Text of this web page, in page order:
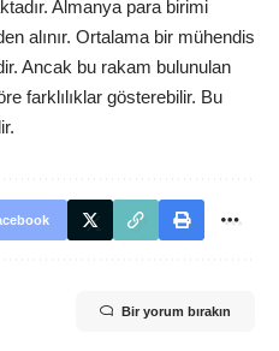
Almanya para birimi
alınır. Ortalama bir mühendis
Ancak bu rakam bulunulan
farklılıklar gösterebilir. Bu
Bir yorum bırakın